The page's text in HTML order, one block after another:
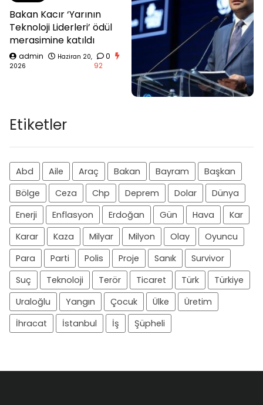
Bakan Kacır ‘Yarının
Teknoloji Liderleri’ ödül
merasimine katıldı
admin
Haziran 20,
2026
0
92
Etiketler
Abd Aile Araç Bakan Bayram
Başkan
Bölge
Ceza Chp Deprem Dolar
Dünya
Enerji
Enflasyon Erdoğan Gün Hava
Kar
Karar
Kaza Milyar Milyon Olay
Oyuncu
Para
Parti Polis Proje Sanık
Survivor
Suç
Teknoloji Terör Ticaret Türk
Türkiye
Uraloğlu
Yangın Çocuk Ülke
Üretim
İhracat
İstanbul İş Şüpheli